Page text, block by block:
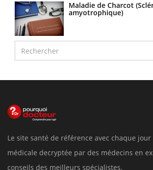
Maladie de Charcot
amyotrophique)
Le site santé de référence avec chaque
médicale decryptée par des médecins en
conseils des meilleurs spécialistes.